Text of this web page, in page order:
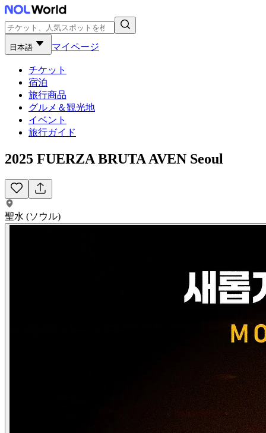
日本語 マイページ
チケット
宿泊
旅行商品
グルメ＆観光地
イベント
旅行ガイド
2025 FUERZA BRUTA AVEN Seoul
聖水 (ソウル)